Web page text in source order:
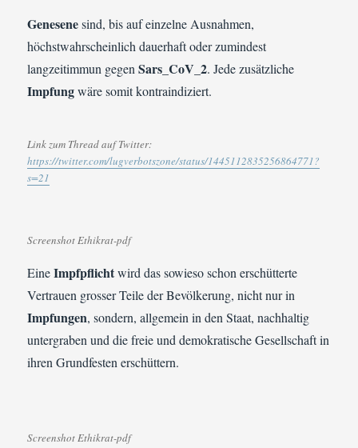
Genesenesind, bis auf einzelne Ausnahmen,
höchstwahrscheinlich dauerhaft oder zumindest
langzeitimmun gegenSars_CoV_2. Jede zusätzliche
Impfungwäre somit kontraindiziert.
Link zum Thread auf Twitter:
https://twitter.com/lugverbotszone/status/1445112835256864771?
s=21
Screenshot Ethikrat-pdf
EineImpfpflichtwird das sowieso schon erschütterte
Vertrauen grosser Teile der Bevölkerung, nicht nur in
Impfungen, sondern, allgemein in den Staat, nachhaltig
untergraben und die freie und demokratische Gesellschaft in
ihren Grundfesten erschüttern.
Screenshot Ethikrat-pdf